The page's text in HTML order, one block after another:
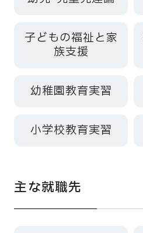
子どもの福祉と家
族支援
幼稚園教育実習
小学校教育実習
主な就職先